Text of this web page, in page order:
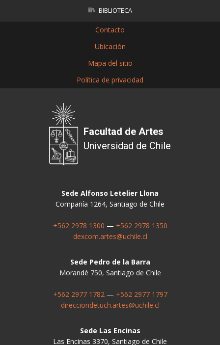
BIBLIOTECA
Contacto
Ubicación
Mapa del sitio
Política de privacidad
Facultad de Artes
Universidad de Chile
Sede Alfonso Letelier Llona
Compañía 1264, Santiago de Chile
+562 2978 1300 — +562 2978 1350
dexcom.artes@uchile.cl
Sede Pedro de la Barra
Morandé 750, Santiago de Chile
+562 2977 1782 — +562 2977 1797
direcciondetuch.artes@uchile.cl
Sede Las Encinas
Las Encinas 3370, Santiago de Chile